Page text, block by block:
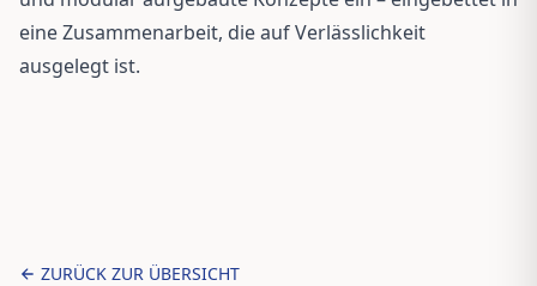
eine Zusammenarbeit, die auf Verlässlichkeit
ausgelegt ist.
ZURÜCK ZUR ÜBERSICHT